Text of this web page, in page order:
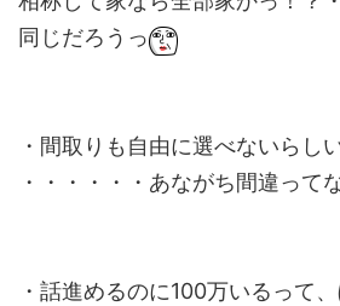
同じだろうっ
・間取りも自由に選べないらし
・・・・・・あながち間違って
・話進めるのに100万いるって